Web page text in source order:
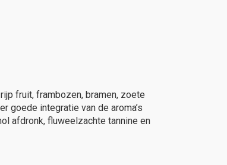
fruit, frambozen, bramen, zoete
goede integratie van de aroma’s
afdronk, fluweelzachte tannine en